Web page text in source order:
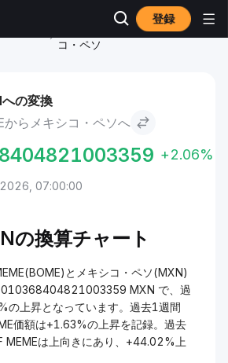
登録
格
BOOK OF MEME to メキシ
コ・ペソ
の変換
からメキシコ・ペソへ
+2.06%
07:00:00
の換算チャート
とメキシコ・ペソ(MXN)
MXN で、過
上昇となっています。過去1週間
価額は+1.63%の上昇を記録。過去
MEMEは上向きにあり、+44.02%上